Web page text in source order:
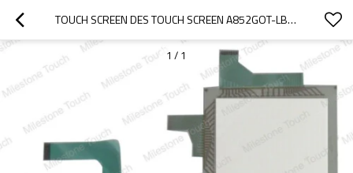
TOUCH SCREEN DES TOUCH SCREEN A852GOT-LBD-M3/A852GOT-LBD-M3
1 / 1